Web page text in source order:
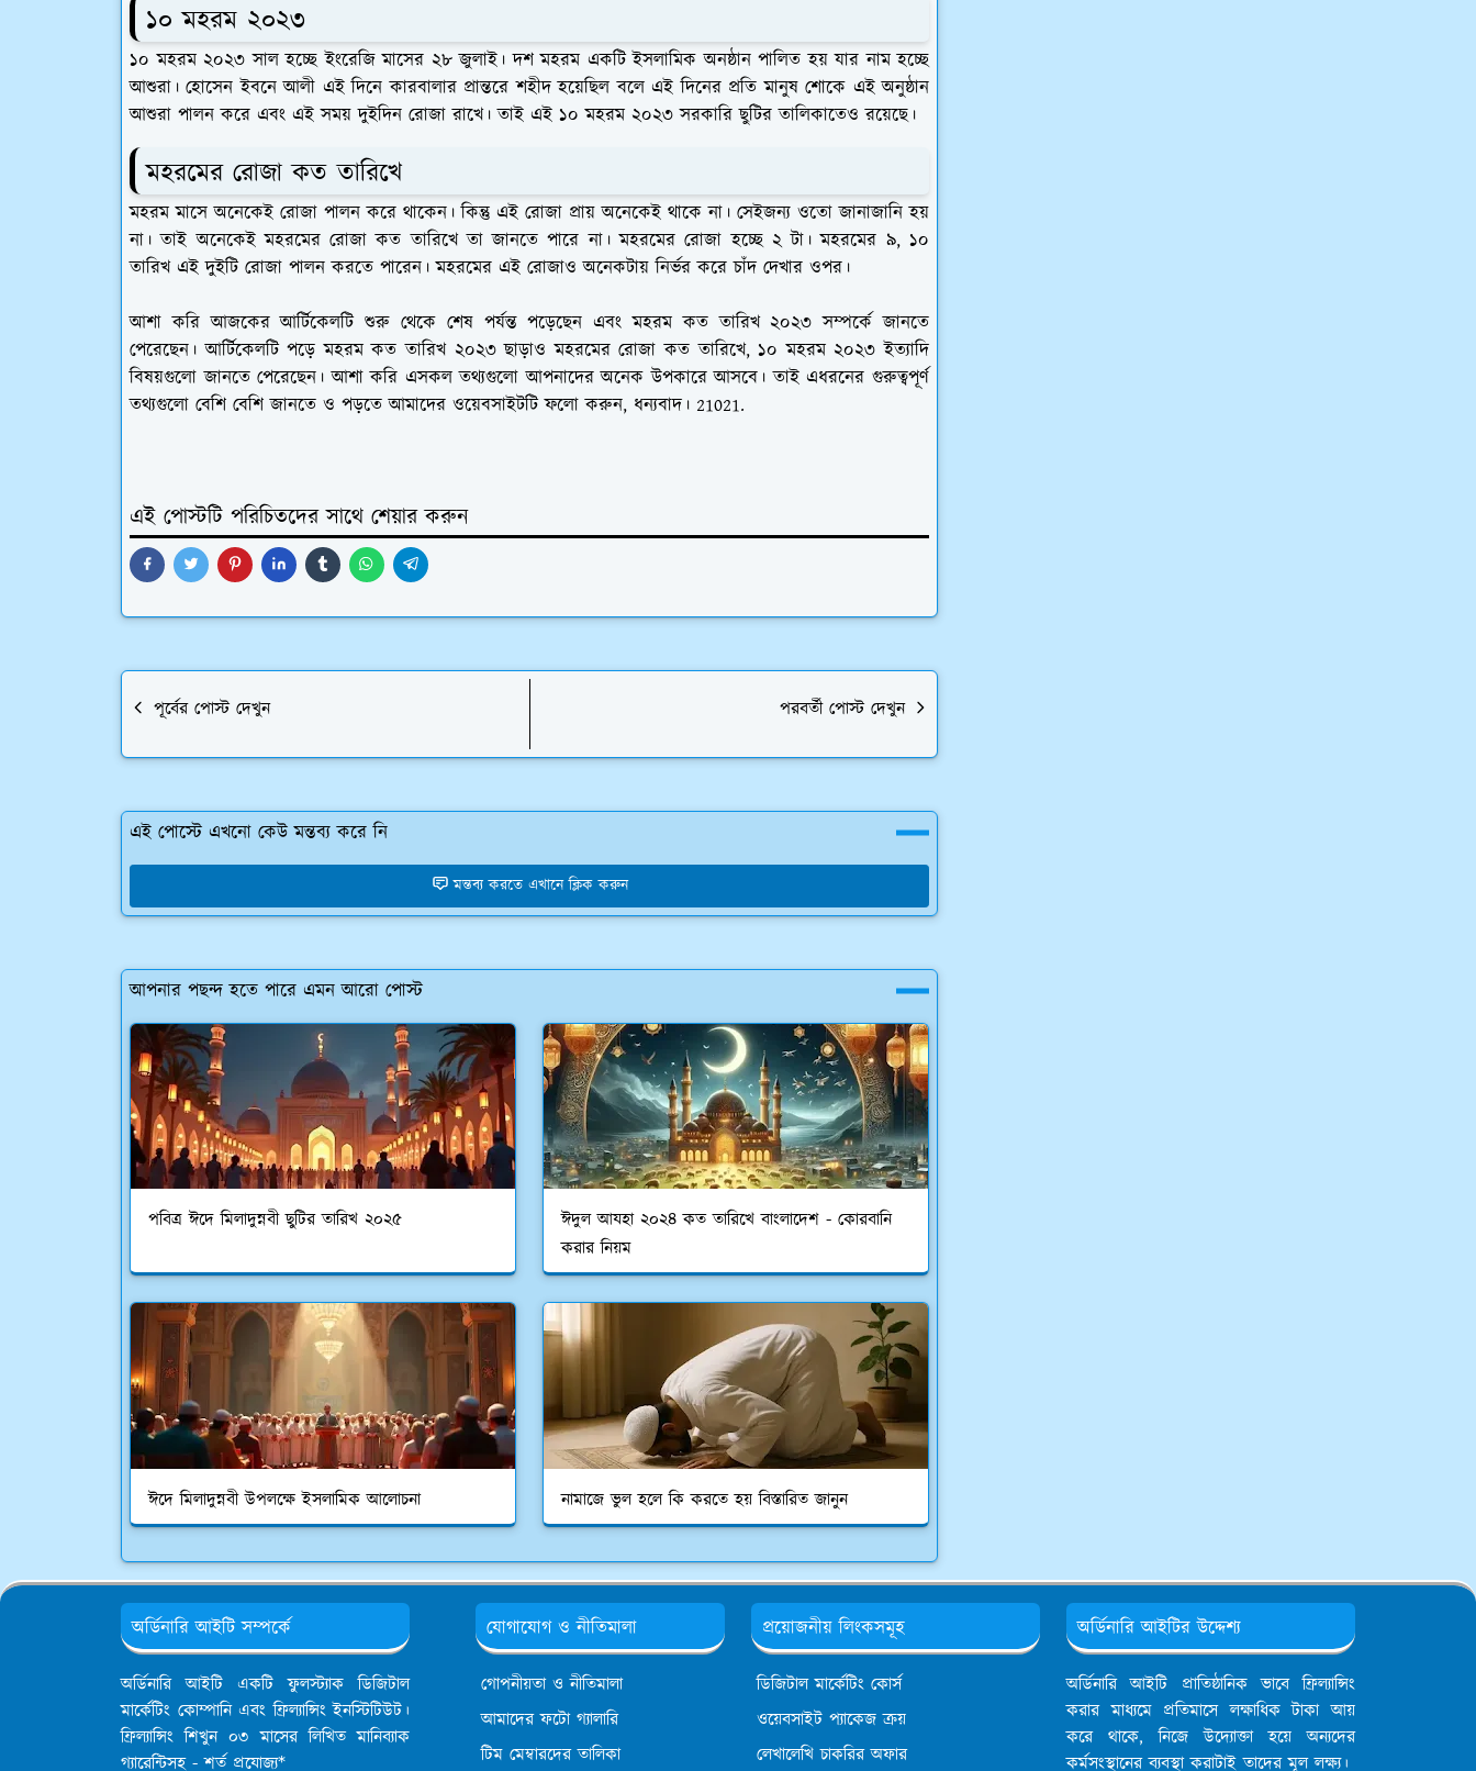
১০ মহরম ২০২৩
১০ মহরম ২০২৩ সাল হচ্ছে ইংরেজি মাসের ২৮ জুলাই। দশ মহরম একটি ইসলামিক অনষ্ঠান পালিত হয় যার নাম হচ্ছে
আশুরা। হোসেন ইবনে আলী এই দিনে কারবালার প্রান্তরে শহীদ হয়েছিল বলে এই দিনের প্রতি মানুষ শোকে এই অনুষ্ঠান
আশুরা পালন করে এবং এই সময় দুইদিন রোজা রাখে। তাই এই ১০ মহরম ২০২৩ সরকারি ছুটির তালিকাতেও রয়েছে।
মহরমের রোজা কত তারিখে
মহরম মাসে অনেকেই রোজা পালন করে থাকেন। কিন্তু এই রোজা প্রায় অনেকেই থাকে না। সেইজন্য ওতো জানাজানি হয়
না। তাই অনেকেই মহরমের রোজা কত তারিখে তা জানতে পারে না। মহরমের রোজা হচ্ছে ২ টা। মহরমের ৯, ১০
তারিখ এই দুইটি রোজা পালন করতে পারেন। মহরমের এই রোজাও অনেকটায় নির্ভর করে চাঁদ দেখার ওপর।
আশা করি আজকের আর্টিকেলটি শুরু থেকে শেষ পর্যন্ত পড়েছেন এবং মহরম কত তারিখ ২০২৩ সম্পর্কে জানতে
পেরেছেন। আর্টিকেলটি পড়ে মহরম কত তারিখ ২০২৩ ছাড়াও মহরমের রোজা কত তারিখে, ১০ মহরম ২০২৩ ইত্যাদি
বিষয়গুলো জানতে পেরেছেন। আশা করি এসকল তথ্যগুলো আপনাদের অনেক উপকারে আসবে। তাই এধরনের গুরুত্বপূর্ণ
তথ্যগুলো বেশি বেশি জানতে ও পড়তে আমাদের ওয়েবসাইটটি ফলো করুন, ধন্যবাদ। 21021.
এই পোস্টটি পরিচিতদের সাথে শেয়ার করুন
পূর্বের পোস্ট দেখুন পরবর্তী পোস্ট দেখুন
এই পোস্টে এখনো কেউ মন্তব্য করে নি
মন্তব্য করতে এখানে ক্লিক করুন
আপনার পছন্দ হতে পারে এমন আরো পোস্ট
পবিত্র ঈদে মিলাদুন্নবী ছুটির তারিখ ২০২৫
ঈদুল আযহা ২০২৪ কত তারিখে বাংলাদেশ - কোরবানি
করার নিয়ম
ঈদে মিলাদুন্নবী উপলক্ষে ইসলামিক আলোচনা নামাজে ভুল হলে কি করতে হয় বিস্তারিত জানুন
অর্ডিনারি আইটি সম্পর্কে
অর্ডিনারি আইটি একটি ফুলস্ট্যাক ডিজিটাল
মার্কেটিং কোম্পানি এবং ফ্রিল্যান্সিং ইনস্টিটিউট।
ফ্রিল্যান্সিং শিখুন ০৩ মাসের লিখিত মানিব্যাক
গ্যারেন্টিসহ - শর্ত প্রযোজ্য*
যোগাযোগ ও নীতিমালা
গোপনীয়তা ও নীতিমালা
আমাদের ফটো গ্যালারি
টিম মেম্বারদের তালিকা
প্রয়োজনীয় লিংকসমূহ
ডিজিটাল মার্কেটিং কোর্স
ওয়েবসাইট প্যাকেজ ক্রয়
লেখালেখি চাকরির অফার
অর্ডিনারি আইটির উদ্দেশ্য
অর্ডিনারি আইটি প্রাতিষ্ঠানিক ভাবে ফ্রিল্যান্সিং
করার মাধ্যমে প্রতিমাসে লক্ষাধিক টাকা আয়
করে থাকে, নিজে উদ্যোক্তা হয়ে অন্যদের
কর্মসংস্থানের ব্যবস্থা করাটাই তাদের মূল লক্ষ্য।